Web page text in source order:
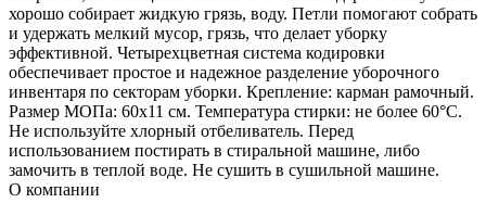
хорошо собирает жидкую грязь, воду. Петли помогают собрать
и удержать мелкий мусор, грязь, что делает уборку
эффективной. Четырехцветная система кодировки
обеспечивает простое и надежное разделение уборочного
инвентаря по секторам уборки. Крепление: карман рамочный.
Размер МОПа: 60x11 см. Температура стирки: не более 60°С.
Не используйте хлорный отбеливатель. Перед
использованием постирать в стиральной машине, либо
замочить в теплой воде. Не сушить в сушильной машине.
О компании